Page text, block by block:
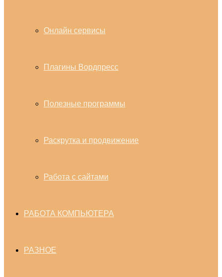
Онлайн сервисы
Плагины Вордпресс
Полезные программы
Раскрутка и продвижение
Работа с сайтами
РАБОТА КОМПЬЮТЕРА
РАЗНОЕ